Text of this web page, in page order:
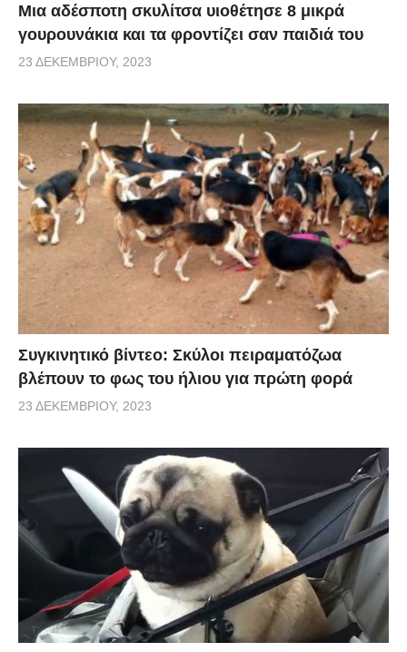
Μια αδέσποτη σκυλίτσα υιοθέτησε 8 μικρά
γουρουνάκια και τα φροντίζει σαν παιδιά του
23 ΔΕΚΕΜΒΡΊΟΥ, 2023
Συγκινητικό βίντεο: Σκύλοι πειραματόζωα
βλέπουν το φως του ήλιου για πρώτη φορά
23 ΔΕΚΕΜΒΡΊΟΥ, 2023